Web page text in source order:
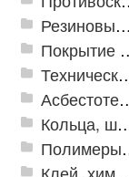
Резиновые и ПВХ дорожки
Покрытие
Кольца,